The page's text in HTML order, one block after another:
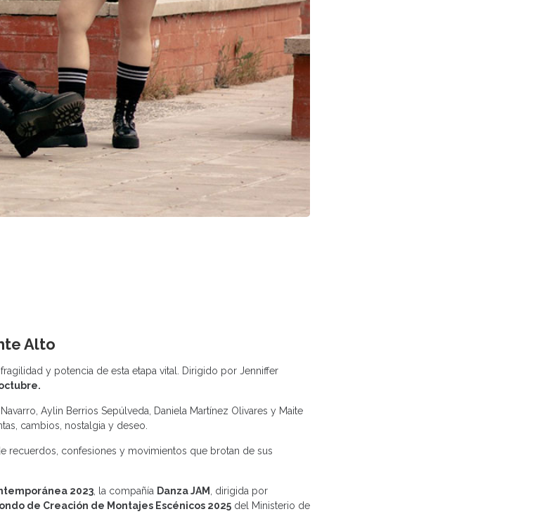
Alto
y potencia de esta etapa vital. Dirigido por Jenniffer
Aylin Berrios Sepúlveda, Daniela Martínez Olivares y Maite
cambios, nostalgia y deseo.
recuerdos, confesiones y movimientos que brotan de sus
2023 , la compañía Danza JAM
, dirigida por
de Creación de Montajes Escénicos 2025 del Ministerio de